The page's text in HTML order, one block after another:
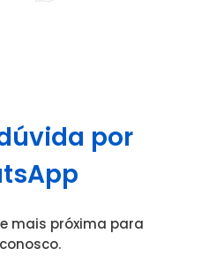
por
mais próxima para